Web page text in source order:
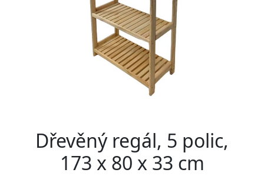
Dřevěný regál, 5 polic,
173 x 80 x 33 cm